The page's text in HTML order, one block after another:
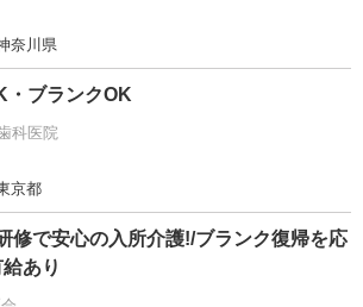
奈川県
・ブランクOK
科医院
京都
修で安心の入所介護!/ブランク復帰を応
あり